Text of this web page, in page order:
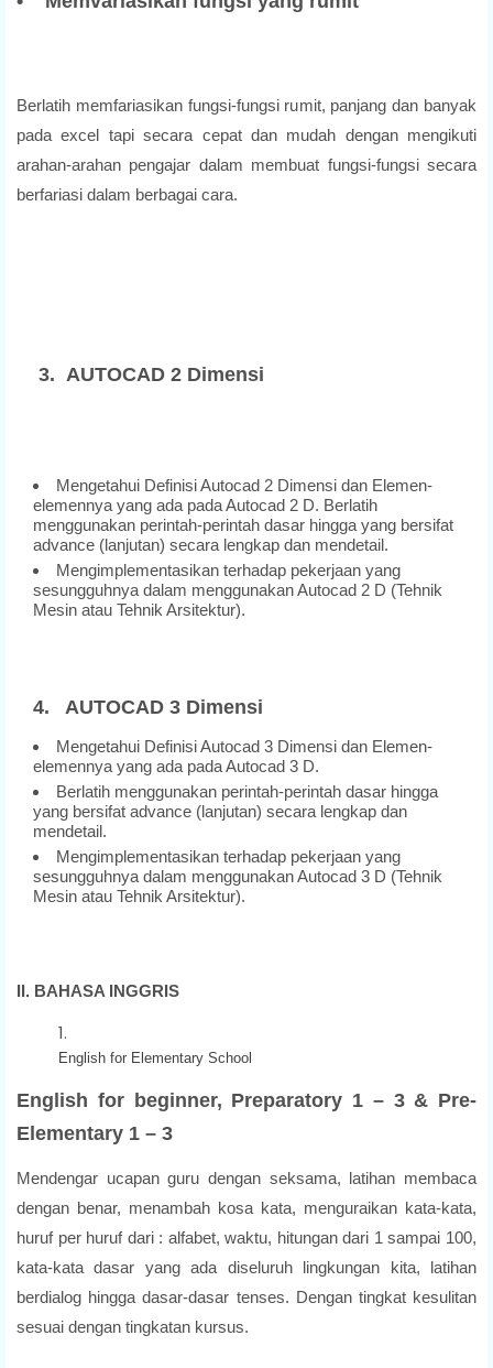
Berlatih memfariasikan fungsi-fungsi rumit, panjang dan banyak
pada excel tapi secara cepat dan mudah dengan mengikuti
arahan-arahan pengajar dalam membuat fungsi-fungsi secara
berfariasi dalam berbagai cara.
3. AUTOCAD 2 Dimensi
Mengetahui Definisi Autocad 2 Dimensi dan Elemen-
elemennya yang ada pada Autocad 2 D. Berlatih
menggunakan perintah-perintah dasar hingga yang bersifat
advance (lanjutan) secara lengkap dan mendetail.
Mengimplementasikan terhadap pekerjaan yang
sesungguhnya dalam menggunakan Autocad 2 D (Tehnik
Mesin atau Tehnik Arsitektur).
4. AUTOCAD 3 Dimensi
Mengetahui Definisi Autocad 3 Dimensi dan Elemen-
elemennya yang ada pada Autocad 3 D.
Berlatih menggunakan perintah-perintah dasar hingga
yang bersifat advance (lanjutan) secara lengkap dan
mendetail.
Mengimplementasikan terhadap pekerjaan yang
sesungguhnya dalam menggunakan Autocad 3 D (Tehnik
Mesin atau Tehnik Arsitektur).
II. BAHASA INGGRIS
English for Elementary School
English for beginner, Preparatory 1 – 3 & Pre-
Elementary 1 – 3
Mendengar ucapan guru dengan seksama, latihan membaca
dengan benar, menambah kosa kata, menguraikan kata-kata,
huruf per huruf dari : alfabet, waktu, hitungan dari 1 sampai 100,
kata-kata dasar yang ada diseluruh lingkungan kita, latihan
berdialog hingga dasar-dasar tenses. Dengan tingkat kesulitan
sesuai dengan tingkatan kursus.